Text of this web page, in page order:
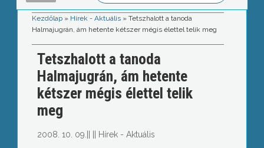
Kezdőlap » Hírek - Aktuális »Tetszhalott a tanoda
Halmajugrán, ám hetente kétszer mégis élettel telik meg
Tetszhalott a tanoda
Halmajugrán, ám hetente
kétszer mégis élettel telik
meg
2008. 10. 09. Hírek - Aktuális